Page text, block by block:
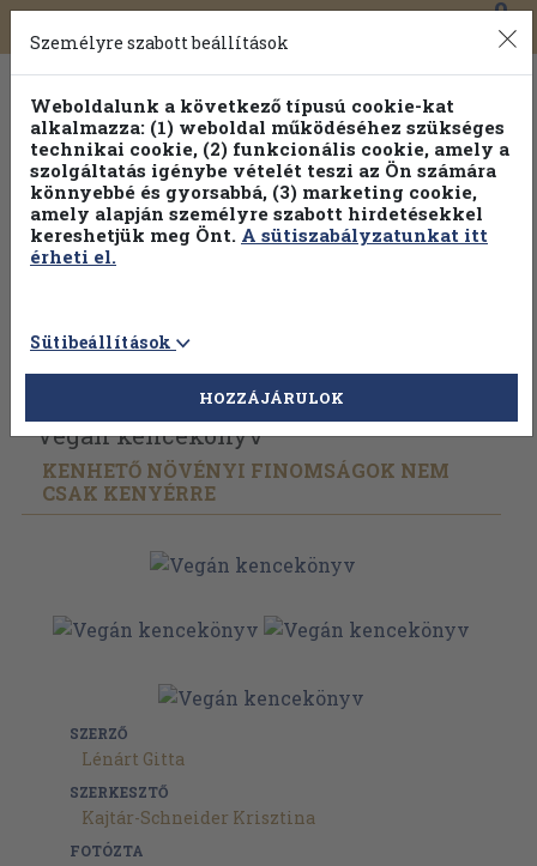
Toggle
navigation
0
Vissza az előző oldalra Válasszon példányt
Vegán kencekönyv
KENHETŐ NÖVÉNYI FINOMSÁGOK NEM
CSAK KENYÉRRE
SZERZŐ
Lénárt Gitta
SZERKESZTŐ
Kajtár-Schneider Krisztina
FOTÓZTA
Személyre szabott beállítások
Weboldalunk a következő típusú cookie-kat
alkalmazza: (1) weboldal működéséhez szükséges
technikai cookie, (2) funkcionális cookie, amely a
szolgáltatás igénybe vételét teszi az Ön számára
könnyebbé és gyorsabbá, (3) marketing cookie,
amely alapján személyre szabott hirdetésekkel
kereshetjük meg Önt. A sütiszabályzatunkat itt
érheti el.
Sütibeállítások
HOZZÁJÁRULOK